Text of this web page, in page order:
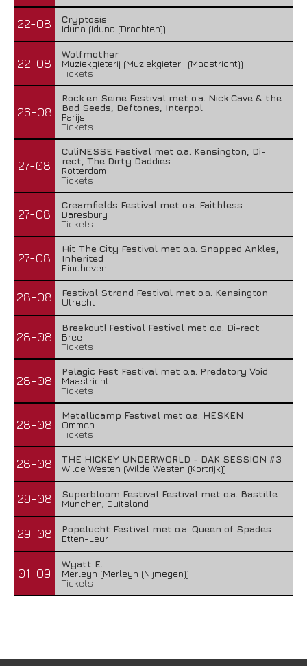
22-08
Cryptosis
Iduna (Iduna (Drachten))
22-08
Wolfmother
Muziekgieterij (Muziekgieterij (Maastricht))
Tickets
26-08
Rock en Seine Festival met o.a. Nick Cave & the
Bad Seeds, Deftones, Interpol
Parijs
Tickets
27-08
CuliNESSE Festival met o.a. Kensington, Di-
rect, The Dirty Daddies
Rotterdam
Tickets
27-08
Creamfields Festival met o.a. Faithless
Daresbury
Tickets
27-08
Hit The City Festival met o.a. Snapped Ankles,
Inherited
Eindhoven
28-08
Festival Strand Festival met o.a. Kensington
Utrecht
28-08
Breekout! Festival Festival met o.a. Di-rect
Bree
Tickets
28-08
Pelagic Fest Festival met o.a. Predatory Void
Maastricht
Tickets
28-08
Metallicamp Festival met o.a. HESKEN
Ommen
Tickets
28-08
THE HICKEY UNDERWORLD - DAK SESSION #3
Wilde Westen (Wilde Westen (Kortrijk))
29-08
Superbloom Festival Festival met o.a. Bastille
Munchen, Duitsland
29-08
Popelucht Festival met o.a. Queen of Spades
Etten-Leur
01-09
Wyatt E.
Merleyn (Merleyn (Nijmegen))
Tickets